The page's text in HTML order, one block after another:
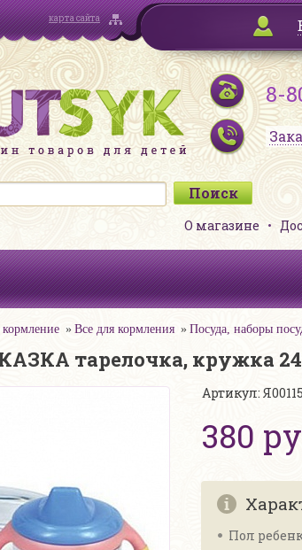
карта сайта
8-
О магазине
Все для кормления Посуда, наборы
тарелочка, кружка
Артикул:
380
Пол